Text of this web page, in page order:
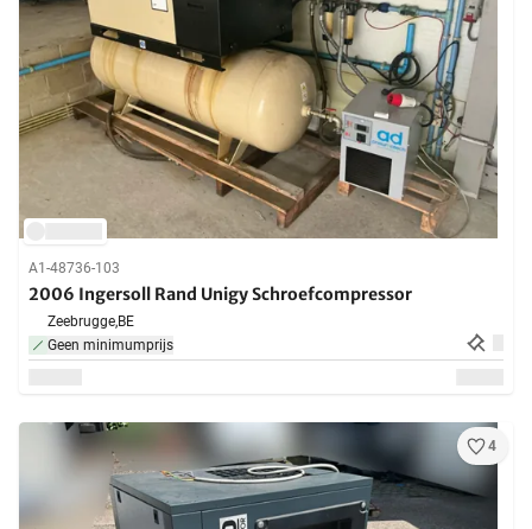
A1-48736-103
2006 Ingersoll Rand Unigy Schroefcompressor
Zeebrugge,BE
Geen minimumprijs
4